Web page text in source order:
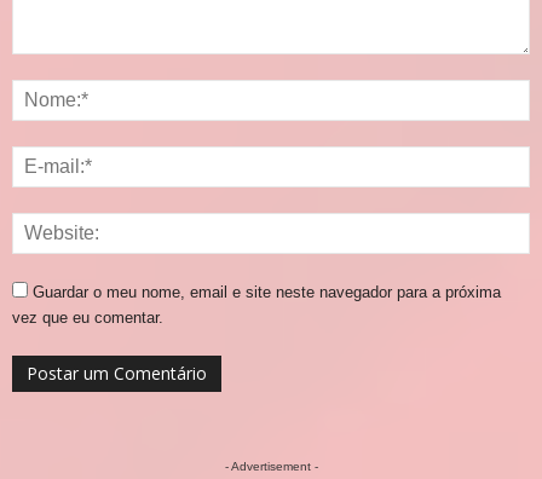
Guardar o meu nome, email e site neste navegador para a próxima
vez que eu comentar.
- Advertisement -